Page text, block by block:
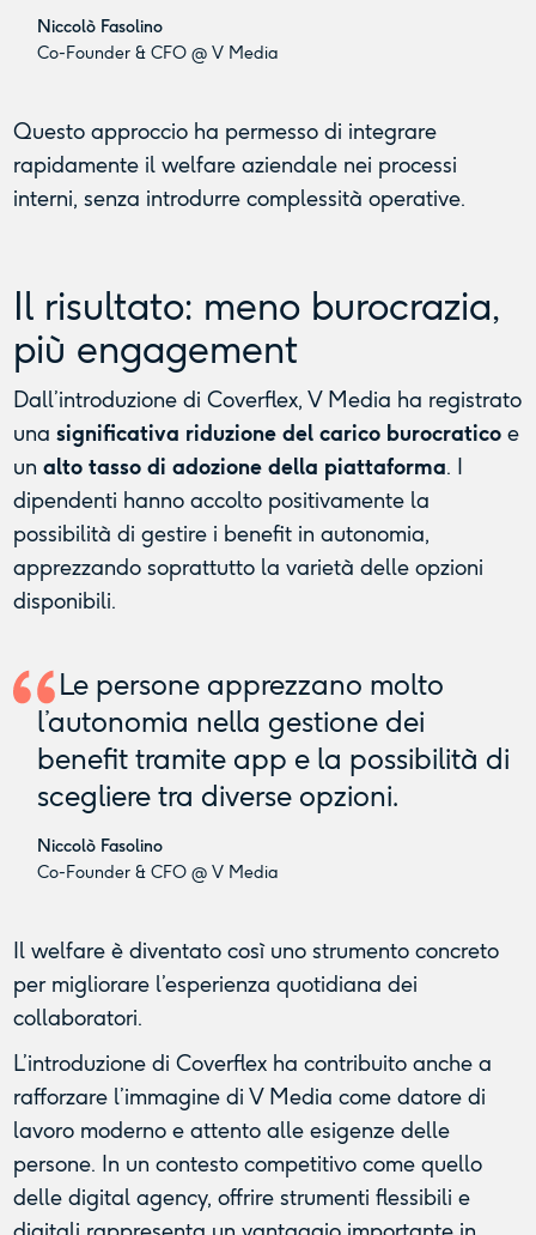
Niccolò Fasolino
Co-Founder & CFO @ V Media
Questo approccio ha permesso di integrare
rapidamente il welfare aziendale nei processi
interni, senza introdurre complessità operative.
Il risultato: meno burocrazia,
più engagement
Dall’introduzione di Coverflex, V Media ha registrato
unasignificativa riduzione del carico burocratico e
unalto tasso di adozione della piattaforma. I
dipendenti hanno accolto positivamente la
possibilità di gestire i benefit in autonomia,
apprezzando soprattutto la varietà delle opzioni
disponibili.
Le persone apprezzano molto
l’autonomia nella gestione dei
benefit tramite app e la possibilità di
scegliere tra diverse opzioni.
Niccolò Fasolino
Co-Founder & CFO @ V Media
Il welfare è diventato così uno strumento concreto
per migliorare l’esperienza quotidiana dei
collaboratori.
L’introduzione di Coverflex ha contribuito anche a
rafforzare l’immagine di V Media come datore di
lavoro moderno e attento alle esigenze delle
persone. In un contesto competitivo come quello
delle digital agency, offrire strumenti flessibili e